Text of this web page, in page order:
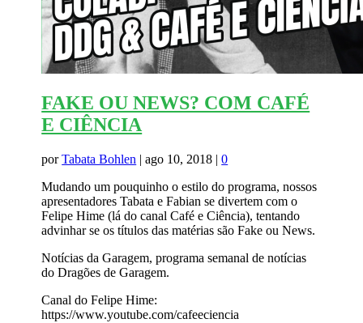
FAKE OU NEWS? COM CAFÉ
E CIÊNCIA
porTabata Bohlen |ago 10, 2018 |0
Mudando um pouquinho o estilo do programa, nossos
apresentadores Tabata e Fabian se divertem com o
Felipe Hime (lá do canal Café e Ciência), tentando
advinhar se os títulos das matérias são Fake ou News.
Notícias da Garagem, programa semanal de notícias
do Dragões de Garagem.
Canal do Felipe Hime:
https://www.youtube.com/cafeeciencia